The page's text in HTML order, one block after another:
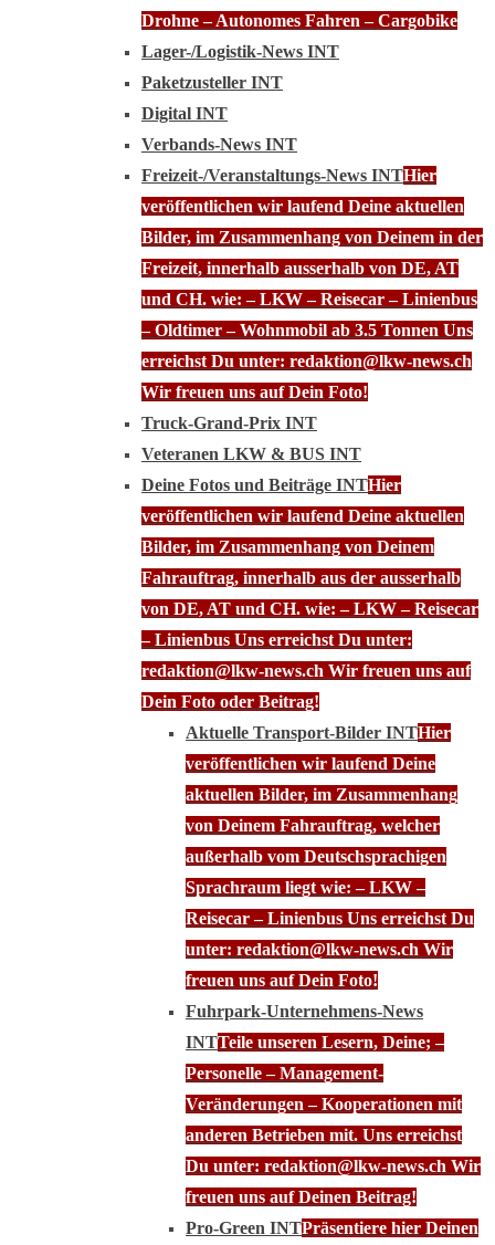
Drohne – Autonomes Fahren – Cargobike
Lager-/Logistik-News INT
Paketzusteller INT
Digital INT
Verbands-News INT
Freizeit-/Veranstaltungs-News INTHier
veröffentlichen wir laufend Deine aktuellen
Bilder, im Zusammenhang von Deinem in der
Freizeit, innerhalb ausserhalb von DE, AT
und CH. wie: – LKW – Reisecar – Linienbus
– Oldtimer – Wohnmobil ab 3.5 Tonnen Uns
erreichst Du unter: redaktion@lkw-news.ch
Wir freuen uns auf Dein Foto!
Truck-Grand-Prix INT
Veteranen LKW & BUS INT
Deine Fotos und Beiträge INTHier
veröffentlichen wir laufend Deine aktuellen
Bilder, im Zusammenhang von Deinem
Fahrauftrag, innerhalb aus der ausserhalb
von DE, AT und CH. wie: – LKW – Reisecar
– Linienbus Uns erreichst Du unter:
redaktion@lkw-news.ch Wir freuen uns auf
Dein Foto oder Beitrag!
Aktuelle Transport-Bilder INTHier
veröffentlichen wir laufend Deine
aktuellen Bilder, im Zusammenhang
von Deinem Fahrauftrag, welcher
außerhalb vom Deutschsprachigen
Sprachraum liegt wie: – LKW –
Reisecar – Linienbus Uns erreichst Du
unter: redaktion@lkw-news.ch Wir
freuen uns auf Dein Foto!
Fuhrpark-Unternehmens-News
INTTeile unseren Lesern, Deine; –
Personelle – Management-
Veränderungen – Kooperationen mit
anderen Betrieben mit. Uns erreichst
Du unter: redaktion@lkw-news.ch Wir
freuen uns auf Deinen Beitrag!
Pro-Green INTPräsentiere hier Deinen